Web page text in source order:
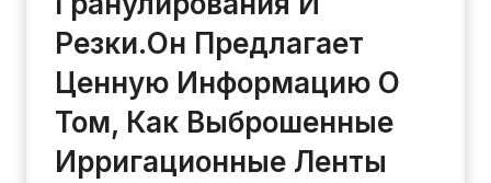
Резки.Он Предлагает
Ценную Информацию О
Том, Как Выброшенные
Ирригационные Ленты